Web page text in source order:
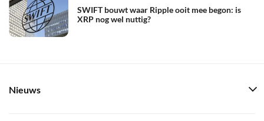
SWIFT bouwt waar Ripple ooit mee begon: is
XRP nog wel nuttig?
Nieuws